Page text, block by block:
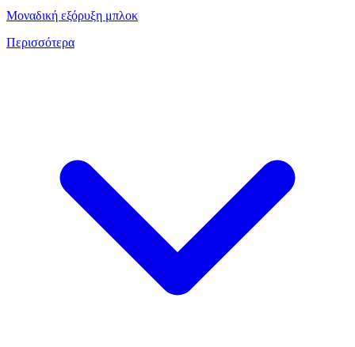
Μοναδική εξόρυξη μπλοκ
Περισσότερα